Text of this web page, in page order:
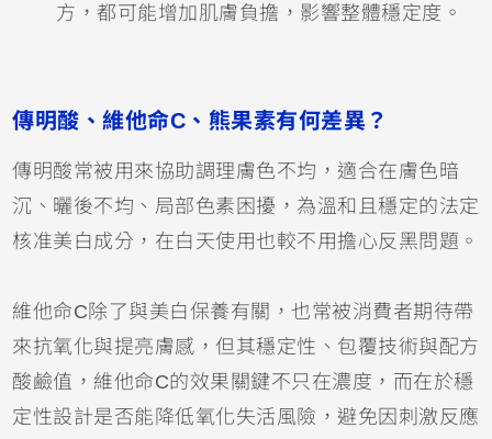
方，都可能增加肌膚負擔，影響整體穩定度。
傳明酸、維他命C、熊果素有何差異？
傳明酸常被用來協助調理膚色不均，適合在膚色暗
沉、曬後不均、局部色素困擾，為溫和且穩定的法定
核准美白成分，在白天使用也較不用擔心反黑問題。
維他命C除了與美白保養有關，也常被消費者期待帶
來抗氧化與提亮膚感，但其穩定性、包覆技術與配方
酸鹼值，維他命C的效果關鍵不只在濃度，而在於穩
定性設計是否能降低氧化失活風險，避免因刺激反應